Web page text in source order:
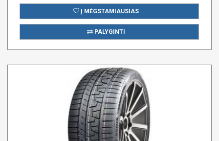
Į MĖGSTAMIAUSIAS
PALYGINTI